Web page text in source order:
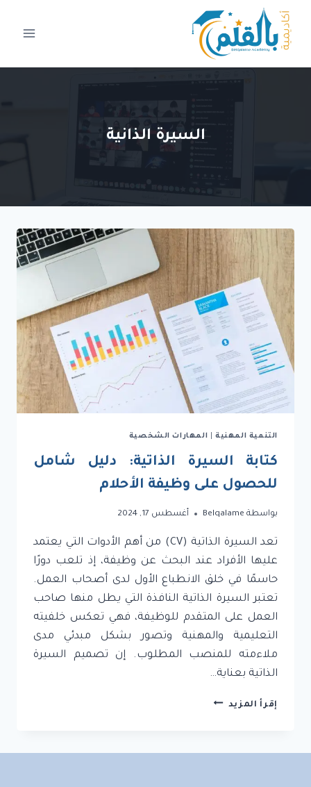
التجاوز
المحتوى
السيرة الذانية
التنمية المهنية| المهارات الشخصية
كتابة السيرة الذاتية: دليل شامل
للحصول على وظيفة الأحلام
بواسطة Belqalame أغسطس 17, 2024
تعد السيرة الذاتية (CV) من أهم الأدوات التي يعتمد
عليها الأفراد عند البحث عن وظيفة، إذ تلعب دورًا
حاسمًا في خلق الانطباع الأول لدى أصحاب العمل.
تعتبر السيرة الذاتية النافذة التي يطل منها صاحب
العمل على المتقدم للوظيفة، فهي تعكس خلفيته
التعليمية والمهنية وتصور بشكل مبدئي مدى
ملاءمته للمنصب المطلوب. إن تصميم السيرة
الذاتية بعناية…
إقرأ المزيد كتابة